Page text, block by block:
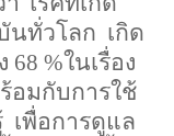
นทั่วโลก เกิด
68 %ในเรื่อง
อมกับการใช้
เพื่อการดูแล